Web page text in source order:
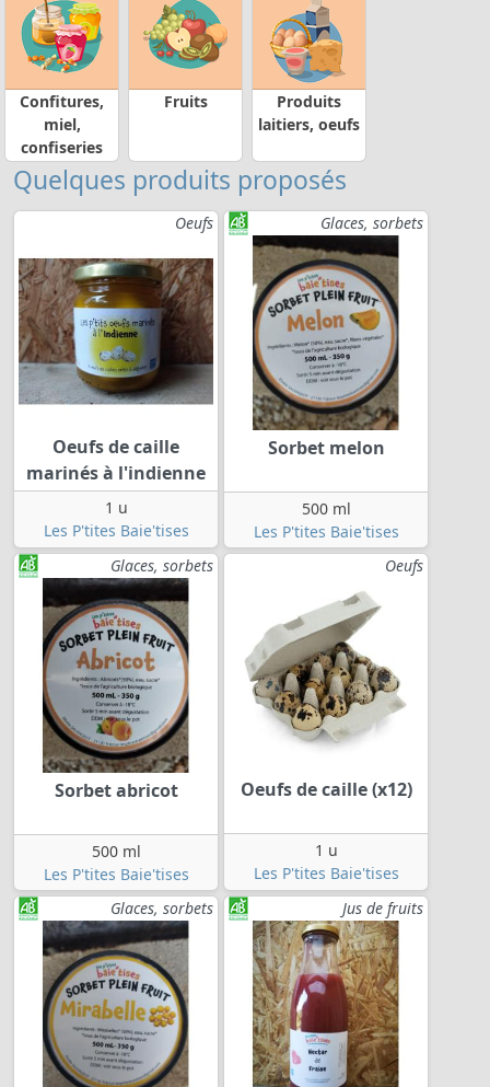
Confitures,
miel,
confiseries
Fruits
Produits
laitiers, oeufs
Quelques produits proposés
Oeufs
Oeufs de caille
marinés à l'indienne
1 u
Les P'tites Baie'tises
Glaces, sorbets
Sorbet melon
500 ml
Les P'tites Baie'tises
Glaces, sorbets
Sorbet abricot
500 ml
Les P'tites Baie'tises
Oeufs
Oeufs de caille (x12)
1 u
Les P'tites Baie'tises
Glaces, sorbets
Jus de fruits